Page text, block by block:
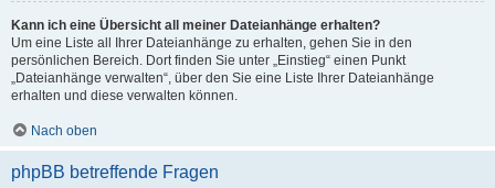
Kann ich eine Übersicht all meiner Dateianhänge erhalten?
Um eine Liste all Ihrer Dateianhänge zu erhalten, gehen Sie in den
persönlichen Bereich. Dort finden Sie unter „Einstieg“ einen Punkt
„Dateianhänge verwalten“, über den Sie eine Liste Ihrer Dateianhänge
erhalten und diese verwalten können.
Nach oben
phpBB betreffende Fragen